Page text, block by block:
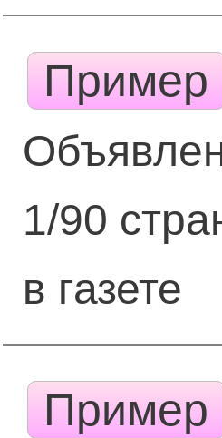
Пример
1/90
в газете
Пример